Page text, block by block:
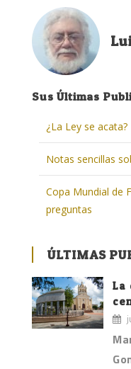
Sus Últimas
¿La Ley se acata?
Notas sencillas
Copa Mundial de
preguntas
ÚLTIMAS
La